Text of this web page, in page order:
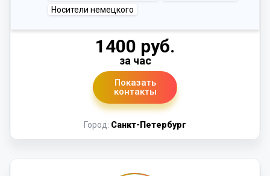
Носители немецкого
Город: Санкт-Петербург
1400 руб.
за час
Показать
контакты